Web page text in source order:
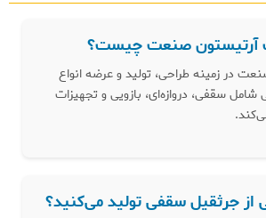
در زمینه طراحی، تولید و عرضه انواع
سقفی، دروازه‌ای، بازویی و تجهیزات